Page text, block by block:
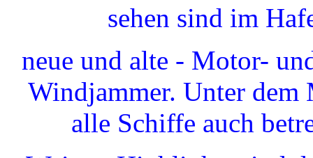
sehen sind im
neue und alte - Motor-
Windjammer. Unter dem
alle Schiffe auch